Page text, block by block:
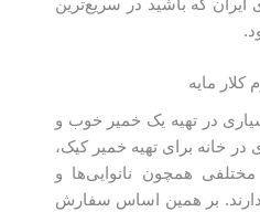
که باشید در سریع‌ترین
در تهیه یک خمیر خوب و
در خانه برای تهیه خمیر کیک،
همچون نانوایی‌ها و
دارند. بر همین اساس سفارش